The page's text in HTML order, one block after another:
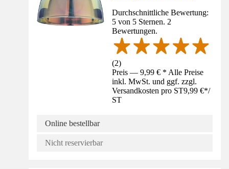
Durchschnittliche Bewertung:
5 von 5 Sternen. 2
Bewertungen.
(2)
Preis — 9,99 € * Alle Preise
inkl. MwSt. und ggf. zzgl.
Versandkosten pro ST9,99 €*/
ST
Online bestellbar
Nicht reservierbar